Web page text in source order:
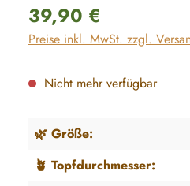
Regulärer Preis:
39,90 €
Preise inkl. MwSt. zzgl.
Nicht mehr verfügbar
🌿 Größe:
🪴 Topfdurchmesser: